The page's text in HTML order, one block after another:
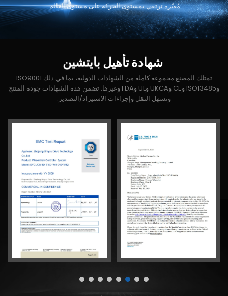
مُغيّرة ترتقي بمستوى الحركة على مستوى العالم.
شهادةتأهيل بايتشين
تمتلك المصنع مجموعة كاملة من الشهادات الدولية، بما في ذلك ISO9001
وISO13485 وCE وUKCA وUL وFDA وغيرها. تضمن هذه الشهادات جودة المنتج
وتسهل النقل وإجراءات الاستيراد/التصدير.